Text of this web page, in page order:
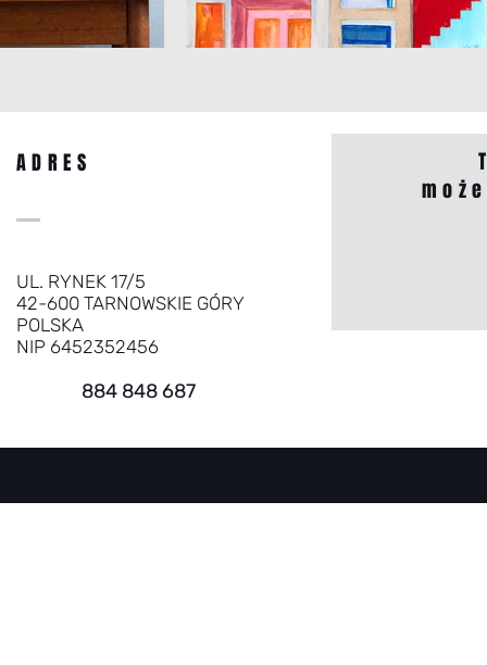
ADRES
UL. RYNEK 17/5
42-600 TARNOWSKIE GÓRY
POLSKA
NIP 6452352456
884 848 687